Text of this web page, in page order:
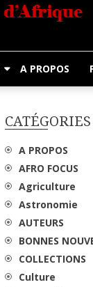
A PROPOS
CATÉGORIES
A PROPOS
AFRO FOCUS
Agriculture
Astronomie
AUTEURS
BONNES
COLLECTIONS
Culture